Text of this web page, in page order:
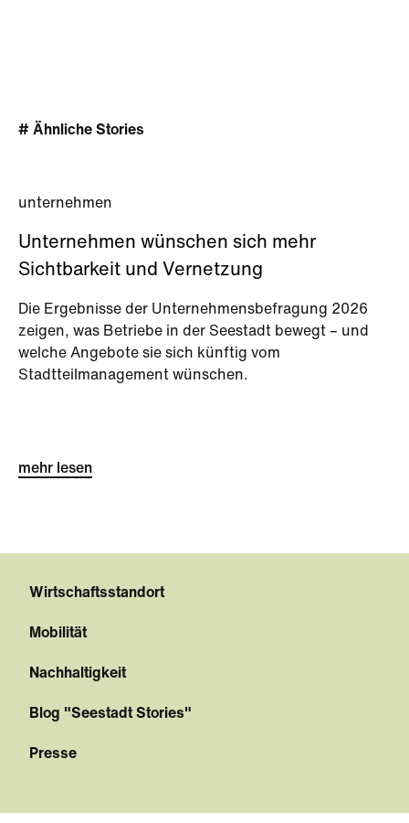
# Ähnliche Stories
unternehmen
Unternehmen wünschen sich mehr
Sichtbarkeit und Vernetzung
Die Ergebnisse der Unternehmensbefragung 2026
zeigen, was Betriebe in der Seestadt bewegt – und
welche Angebote sie sich künftig vom
Stadtteilmanagement wünschen.
mehr lesen
Wirtschaftsstandort
Mobilität
Nachhaltigkeit
Blog "Seestadt Stories"
Presse